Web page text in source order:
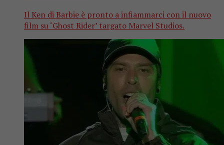
Il Ken di Barbie è pronto a infiammarci con il nuovo
film su ‘Ghost Rider’ targato Marvel Studios.